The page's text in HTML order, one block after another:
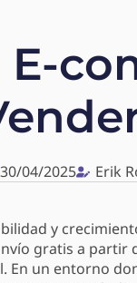
30/04/2025 Erik
y
gratis a
un entorno